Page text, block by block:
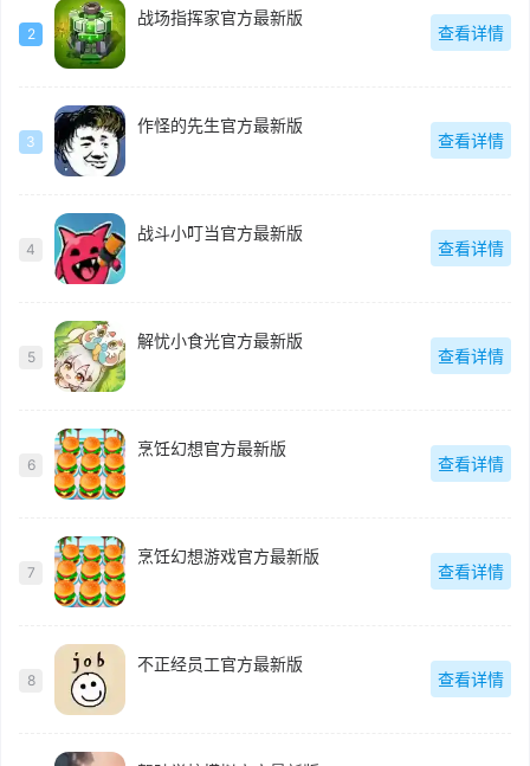
2
战场指挥家官方最新版
查看详情
3
作怪的先生官方最新版
查看详情
4
战斗小叮当官方最新版
查看详情
5
解忧小食光官方最新版
查看详情
6
烹饪幻想官方最新版
查看详情
7
烹饪幻想游戏官方最新版
查看详情
8
不正经员工官方最新版
查看详情